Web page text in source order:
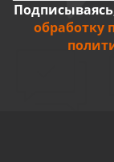
обработку